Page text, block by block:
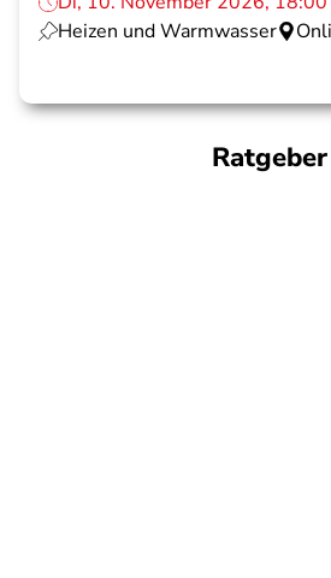
Heizen und Warmwasser
Ratgeber